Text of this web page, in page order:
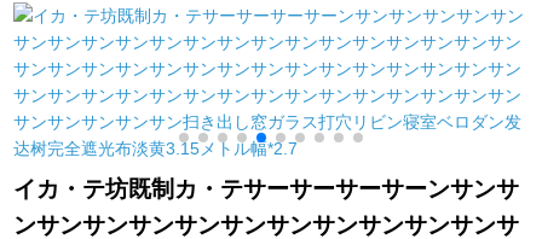
グリングのテーリン
グリングリングリン
グリングのテーリン
グリングリングリン
グリングリングリン
グは何ですか？
紫布刺繍二重フュー
ク
のショートカーター
テンダンク幅1.5メト
ル、高さ1.5メトル、
マジコメントを送り
ます。
イカ・テ坊既制カ・テサーサーサーサーンサンサ
ンサンサンサンサンサンサンサンサンサンサンサ